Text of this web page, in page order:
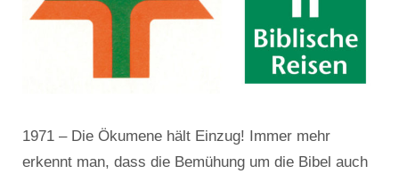
1971 – Die Ökumene hält Einzug! Immer mehr
erkennt man, dass die Bemühung um die Bibel auch